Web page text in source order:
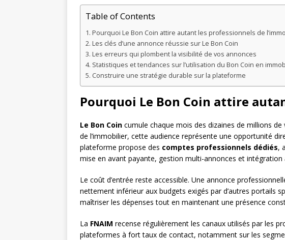
Table of Contents
Pourquoi Le Bon Coin attire autant les professionnels de
Les clés d’une annonce réussie sur Le Bon Coin
Les erreurs qui plombent la visibilité de vos annonces
Statistiques et tendances sur l’utilisation du Bon Coin en
Construire une stratégie durable sur la plateforme
Pourquoi Le Bon Coin attire
Le Bon Coin cumule chaque mois des dizaines de millions
de l’immobilier, cette audience représente une opportunité
plateforme propose des comptes professionnels dédiés,
mise en avant payante, gestion multi-annonces et
Le coût d’entrée reste accessible. Une annonce
nettement inférieur aux budgets exigés par d’autres portails
maîtriser les dépenses tout en maintenant une présence
La FNAIM recense régulièrement les canaux utilisés par les
plateformes à fort taux de contact, notamment sur les